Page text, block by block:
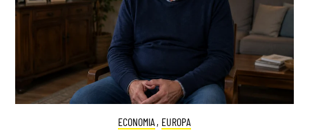
ECONOMIA , EUROPA